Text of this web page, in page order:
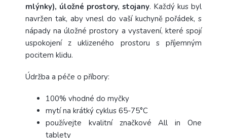
mlýnky), úložné prostory, stojany. Každý kus byl
navržen tak, aby vnesl do vaší kuchyně pořádek, s
nápady na úložné prostory a vystavení, které spojí
uspokojení z uklizeného prostoru s příjemným
pocitem klidu.
Údržba a péče o příbory:
100% vhodné do myčky
mytí na krátký cyklus 65-75°C
používejte kvalitní značkové All in One
tablety